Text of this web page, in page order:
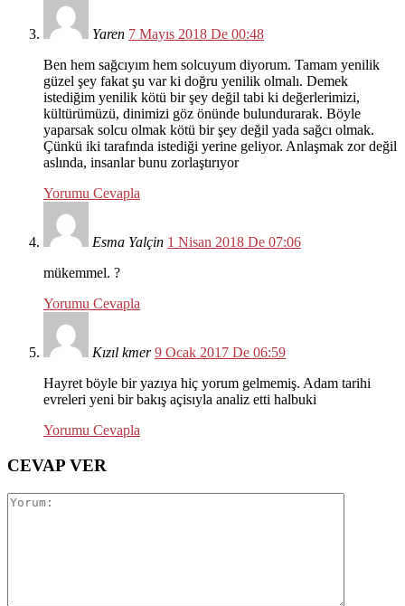
Yaren 7 Mayıs 2018 De 00:48
Ben hem sağcıyım hem solcuyum diyorum. Tamam yenilik
güzel şey fakat şu var ki doğru yenilik olmalı. Demek
istediğim yenilik kötü bir şey değil tabi ki değerlerimizi,
kültürümüzü, dinimizi göz önünde bulundurarak. Böyle
yaparsak solcu olmak kötü bir şey değil yada sağcı olmak.
Çünkü iki tarafında istediği yerine geliyor. Anlaşmak zor değil
aslında, insanlar bunu zorlaştırıyor
Yorumu Cevapla
Esma Yalçin 1 Nisan 2018 De 07:06
mükemmel. ?
Yorumu Cevapla
Kızıl kmer 9 Ocak 2017 De 06:59
Hayret böyle bir yazıya hiç yorum gelmemiş. Adam tarihi
evreleri yeni bir bakış açisıyla analiz etti halbuki
Yorumu Cevapla
CEVAP VER